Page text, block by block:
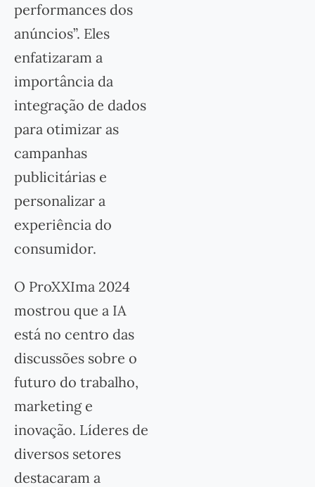
performances dos
anúncios”. Eles
enfatizaram a
importância da
integração de dados
para otimizar as
campanhas
publicitárias e
personalizar a
experiência do
consumidor.
O ProXXIma 2024
mostrou que a IA
está no centro das
discussões sobre o
futuro do trabalho,
marketing e
inovação. Líderes de
diversos setores
destacaram a